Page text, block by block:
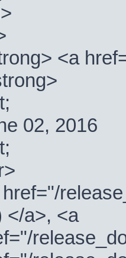
<a
02, 2016
</a>, <a